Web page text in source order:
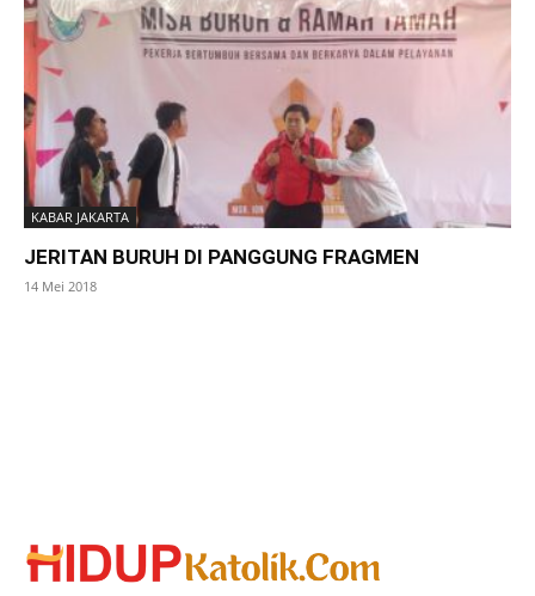
KABAR JAKARTA
JERITAN BURUH DI PANGGUNG FRAGMEN
14 Mei 2018